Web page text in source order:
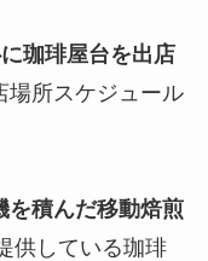
珈琲屋台を出店
場所スケジュール
を積んだ移動焙煎
供している珈琲